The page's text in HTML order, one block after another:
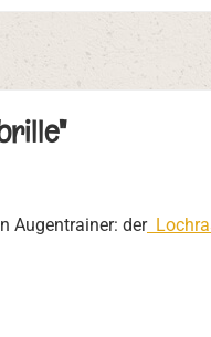
Augentrainer: der